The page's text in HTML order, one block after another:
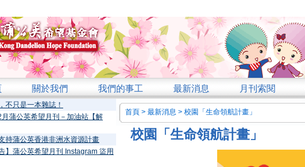
關於我們 我們的事工 最新消息 月刊索閱
不只是一本雜誌！
蒲公英希望月刊－加油站【解
持蒲公英香港非洲水資源計畫
】蒲公英希望月刊 Instagram 盜用
首頁 > 最新消息 > 校園「生命領航計畫」
校園「生命領航計畫」